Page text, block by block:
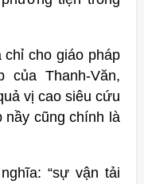
chỉ cho giáo pháp
Thanh-Văn,
vị cao siêu cứu
nầy cũng chính là
“sự vận tải